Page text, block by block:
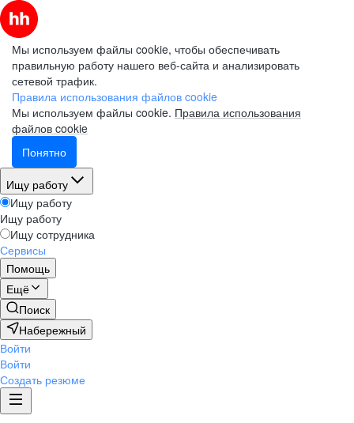
Мы используем файлы cookie, чтобы обеспечивать
правильную работу нашего веб-сайта и анализировать
сетевой трафик.
Правила использования файлов cookie
Мы используем файлы cookie. Правила использования
файлов cookie
Понятно
Ищу работу
Ищу работу
Ищу работу
Ищу сотрудника
Сервисы
Помощь
Ещё
Поиск
Набережный
Войти
Войти
Создать резюме